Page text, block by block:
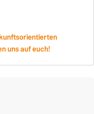
uns auf euch!